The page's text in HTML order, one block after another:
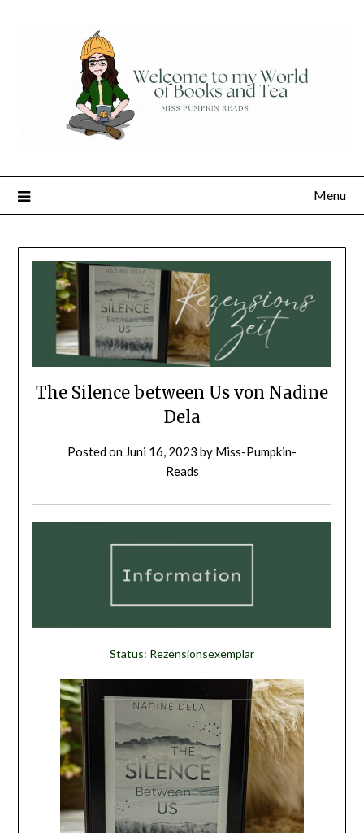
Menu
The Silence between Us von Nadine
Dela
Posted on Juni 16, 2023 by Miss-Pumpkin-
Reads
Status: Rezensionsexemplar